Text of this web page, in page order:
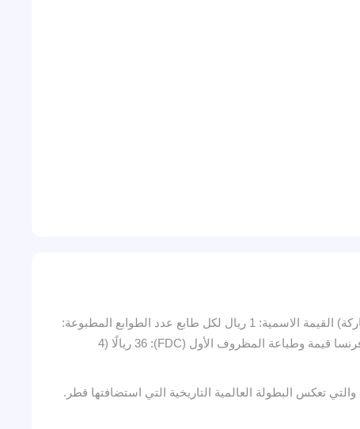
اسم الإصدار: كأس العالم FIFA – قطر 2022 (المجموعات) تاريخ الإصدار: 8 سبتمبر 2022 عدد الطوابع: 32 طابعًا (يمثل كل منها دولة مشاركة) القيمة الاسمية: 1 ريال لكل طابع عدد الطوابع المطبوعة:
20,000 طابع لكل تصميم الأبعاد: 31.00 × 52.00 مم عملية الطباعة: طباعة أوفست – رباعية الألوان تم الطباعة بواسطة: م/س لابوست، فرنسا قيمة وطباعة المظروف الأول (FDC): 36 ريالًا (4